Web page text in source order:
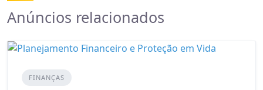
Anúncios relacionados
FINANÇAS